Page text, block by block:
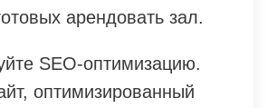
арендовать зал.
SEO-оптимизацию.
оптимизированный